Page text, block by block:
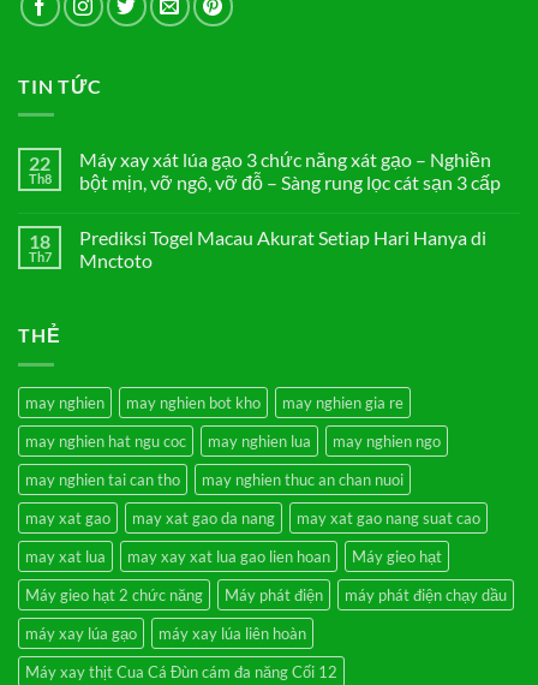
TIN TỨC
22
Th8
Máy xay xát lúa gạo 3 chức năng xát gạo – Nghiền
bột mịn, vỡ ngô, vỡ đỗ – Sàng rung lọc cát sạn 3 cấp
bình
luận
ở
năng
xát
gạo
–
Nghiền
bột
mịn,
vỡ
ngô,
vỡ
đỗ
–
Sàng
rung
lọc
cát
sạn
3
cấp
18
Th7
Prediksi Togel Macau Akurat Setiap Hari Hanya di
Mnctoto
Macau
Akurat
Setiap
Hari
Hanya
di
Mnctoto
THẺ
may nghien may nghien bot kho
may nghien gia re
may nghien hat ngu coc
may nghien lua
may nghien ngo
may nghien tai can tho
may nghien thuc an chan nuoi
may xat gao
may xat gao da nang
may xat gao nang suat cao
may xat lua
may xay xat lua gao lien hoan
Máy gieo hạt
Máy gieo hạt 2 chức năng
Máy phát điện
máy phát điện chạy dầu
máy xay lúa gạo
máy xay lúa liên hoàn
Máy xay thịt Cua Cá Đùn cám đa năng Cối 12